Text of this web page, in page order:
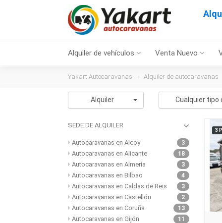
Alquiler de vehículos Venta Nuevo
Yakart Autocaravanas Alquiler de autocaravanas
Alquiler Cualquier tipo
SEDE DE ALQUILER
3
Autocaravanas en Alcoy
18
Autocaravanas en Alicante
3
Autocaravanas en Almería
4
Autocaravanas en Bilbao
3
Autocaravanas en Caldas de Reis
2
Autocaravanas en Castellón
13
Autocaravanas en Coruña
11
Autocaravanas en Gijón
3